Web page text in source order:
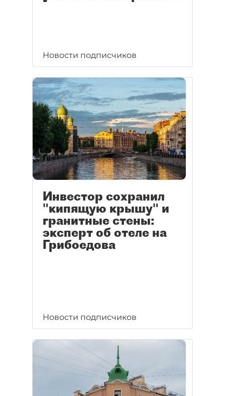
Новости подписчиков
Инвестор сохранил
"кипящую крышу" и
гранитные стены:
эксперт об отеле на
Грибоедова
Новости подписчиков